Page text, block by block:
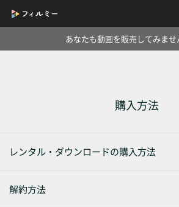
あなたも動画を販売してみませ
購入方法
レンタル・ダウンロードの購入方法
解約方法